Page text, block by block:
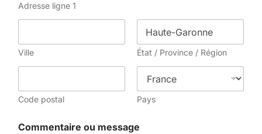
Adresse ligne 1
Ville État / Province / Région
Code postal Pays
Commentaire ou message